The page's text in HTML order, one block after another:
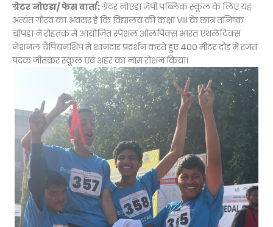
ग्रेटर नोएडा/ फेस वार्ता:ग्रेटर नोएडा जेपी पब्लिक स्कूल के लिए यह
अत्यंत गौरव का अवसर है कि विद्यालय की कक्षा VIII के छात्र तनिष्क
चोपड़ा ने रोहतक में आयोजित स्पेशल ओलंपिक्स भारत एथलेटिक्स
नेशनल चैंपियनशिप में शानदार प्रदर्शन करते हुए 400 मीटर दौड़ में रजत
पदक जीतकर स्कूल एवं शहर का नाम रोशन किया।